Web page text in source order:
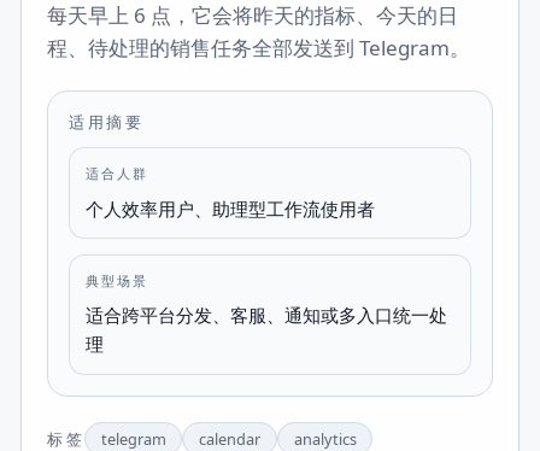
每天早上 6 点，它会将昨天的指标、今天的日
程、待处理的销售任务全部发送到 Telegram。
适用摘要
适合人群
个人效率用户、助理型工作流使用者
典型场景
适合跨平台分发、客服、通知或多入口统一处
理
标签 telegram calendar analytics